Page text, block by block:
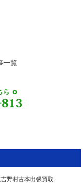
一覧
野村古本出張買取